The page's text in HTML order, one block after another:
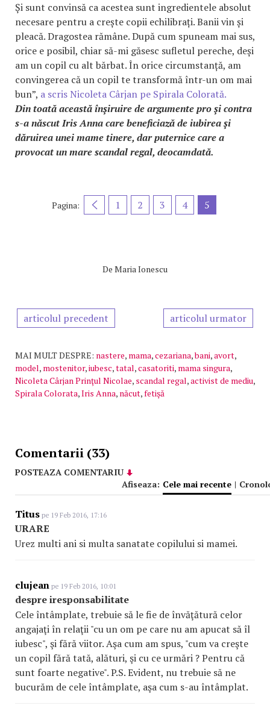
Și sunt convinsă ca acestea sunt ingredientele absolut
necesare pentru a crește copii echilibrați. Banii vin și
pleacă. Dragostea rămâne. După cum spuneam mai sus,
orice e posibil, chiar să-mi găsesc sufletul pereche, deși
am un copil cu alt bărbat. În orice circumstanță, am
convingerea că un copil te transformă într-un om mai
bun”, a scris Nicoleta Cârjan pe Spirala Colorată.
Din toată această înşiruire de argumente pro şi contra
s-a născut Iris Anna care beneficiază de iubirea şi
dăruirea unei mame tinere, dar puternice care a
provocat un mare scandal regal, deocamdată.
Pagina: 1 2 3 4 5
De Maria Ionescu
articolul precedent articolul urmator
MAI MULT DESPRE: nastere, mama,cezariana,bani,avort,
model, mostenitor,iubesc,tatal,casatoriti, mama singura,
Nicoleta Cârjan Prinţul Nicolae, scandal regal,activist de mediu,
Spirala Colorata,Iris Anna, năcut,fetişă
Comentarii (33)
POSTEAZA COMENTARIU
Afiseaza: Cele mai recente |
Titus pe 19 Feb 2016, 17:16
URARE
Urez multi ani si multa sanatate copilului si mamei.
clujean pe 19 Feb 2016, 10:01
despre iresponsabilitate
Cele întâmplate, trebuie să le fie de învăţătură celor
angajaţi în relaţii "cu un om pe care nu am apucat să îl
iubesc", şi fără viitor. Aşa cum am spus, "cum va creşte
un copil fără tată, alături, şi cu ce urmări ? Pentru că
sunt foarte negative". P.S. Evident, nu trebuie să ne
bucurăm de cele întâmplate, aşa cum s-au întâmplat.